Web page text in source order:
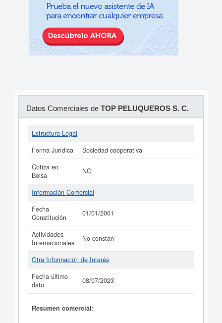
Datos Comerciales de TOP PELUQUEROS S. C.
Estructura Legal
Forma Jurídica
Sociedad cooperativa
Cotiza en
Bolsa
NO
Información Comercial
Fecha
Constitución
01/01/2001
Actividades
Internacionales
No constan
Otra Información de Interés
Fecha último
dato
08/07/2023
Resumen comercial: